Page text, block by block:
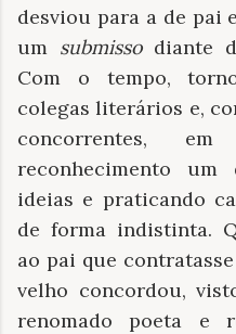
desviou para a de pai
um submissodiante
Com o tempo,
colegas literários e,
concorrentes,
reconhecimento um
ideias e praticando
de forma indistinta.
ao pai que
velho concordou,
renomado poeta e